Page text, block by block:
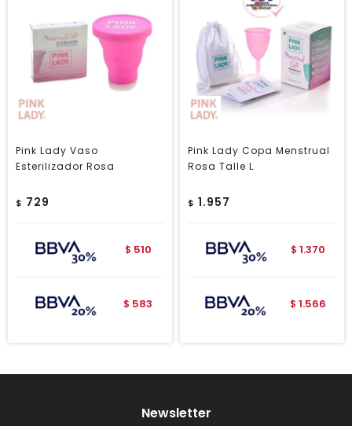
Pink Lady Vaso
Esterilizador Rosa
$ 729
$ 510
$ 583
Pink Lady Copa Menstrual
Rosa Talle L
$ 1.957
$ 1.370
$ 1.566
Newsletter